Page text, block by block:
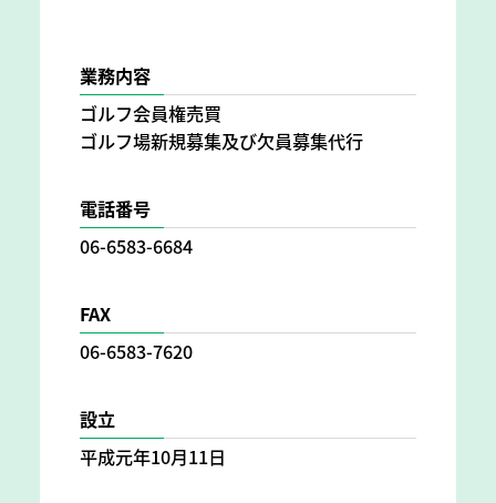
業務内容
ゴルフ会員権売買
ゴルフ場新規募集及び欠員募集代行
電話番号
06-6583-6684
FAX
06-6583-7620
設立
平成元年10月11日